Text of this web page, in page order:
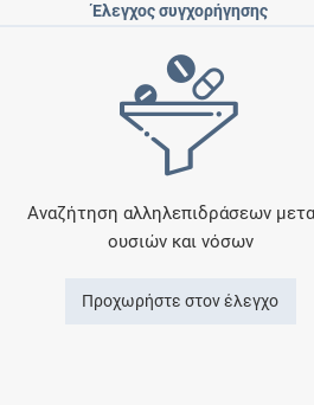
Έλεγχος συγχορήγησης
Αναζήτηση αλληλεπιδράσεων
ουσιών και νόσων
Προχωρήστε στον έλεγχο